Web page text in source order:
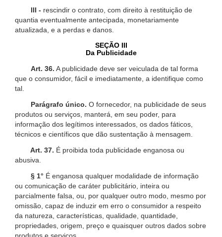
III - rescindir o contrato, com direito à restituição de
quantia eventualmente antecipada, monetariamente
atualizada, e a perdas e danos.
SEÇÃO III
Da Publicidade
Art. 36. A publicidade deve ser veiculada de tal forma
que o consumidor, fácil e imediatamente, a identifique como
tal.
Parágrafo único. O fornecedor, na publicidade de seus
produtos ou serviços, manterá, em seu poder, para
informação dos legítimos interessados, os dados fáticos,
técnicos e científicos que dão sustentação à mensagem.
Art. 37. É proibida toda publicidade enganosa ou
abusiva.
§ 1° É enganosa qualquer modalidade de informação
ou comunicação de caráter publicitário, inteira ou
parcialmente falsa, ou, por qualquer outro modo, mesmo por
omissão, capaz de induzir em erro o consumidor a respeito
da natureza, características, qualidade, quantidade,
propriedades, origem, preço e quaisquer outros dados sobre